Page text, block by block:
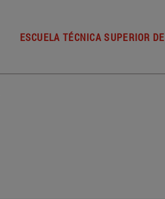
ESCUELA TÉCNICA SUPERIOR